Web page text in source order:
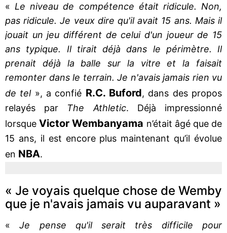
« Le niveau de compétence était ridicule. Non,
pas ridicule. Je veux dire qu'il avait 15 ans. Mais il
jouait un jeu différent de celui d'un joueur de 15
ans typique. Il tirait déjà dans le périmètre. Il
prenait déjà la balle sur la vitre et la faisait
remonter dans le terrain. Je n'avais jamais rien vu
de tel», a confié R.C. Buford, dans des propos
relayés par The Athletic. Déjà impressionné
lorsqueVictor Wembanyama n’était âgé que de
15 ans, il est encore plus maintenant qu’il évolue
en NBA.
« Je voyais quelque chose de Wemby
que je n'avais jamais vu auparavant »
«Je pense qu'il serait très difficile pour